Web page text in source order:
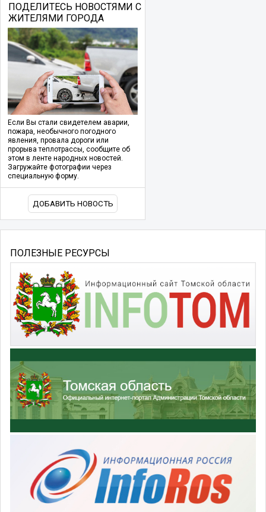
ПОДЕЛИТЕСЬ НОВОСТЯМИ С
ЖИТЕЛЯМИ ГОРОДА
Если Вы стали свидетелем аварии,
пожара, необычного погодного
явления, провала дороги или
прорыва теплотрассы, сообщите об
этом в ленте народных новостей.
Загружайте фотографии через
специальную форму.
ДОБАВИТЬ НОВОСТЬ
ПОЛЕЗНЫЕ РЕСУРСЫ